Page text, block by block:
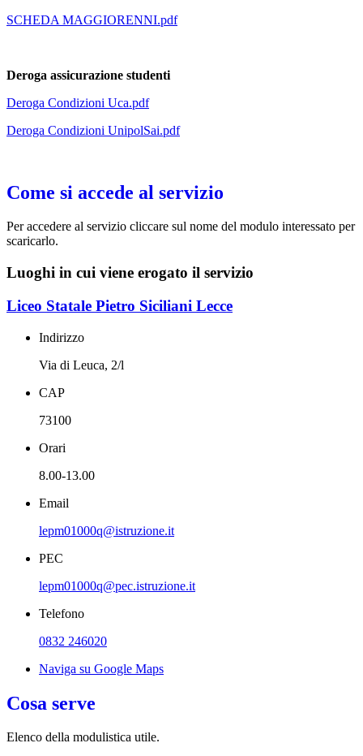
SCHEDA MAGGIORENNI.pdf
Deroga assicurazione studenti
Deroga Condizioni Uca.pdf
Deroga Condizioni UnipolSai.pdf
Come si accede al servizio
Per accedere al servizio cliccare sul nome del modulo interessato per
scaricarlo.
Luoghi in cui viene erogato il servizio
Liceo Statale Pietro Siciliani Lecce
Indirizzo
Via di Leuca, 2/l
CAP
73100
Orari
8.00-13.00
Email
lepm01000q@istruzione.it
PEC
lepm01000q@pec.istruzione.it
Telefono
0832 246020
Naviga su Google Maps
Cosa serve
Elenco della modulistica utile.